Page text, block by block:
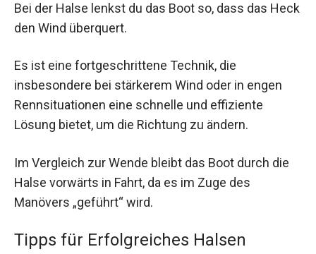
Bei der Halse lenkst du das Boot so, dass das Heck
den Wind überquert.
Es ist eine fortgeschrittene Technik, die
insbesondere bei stärkerem Wind oder in engen
Rennsituationen eine schnelle und effiziente
Lösung bietet, um die Richtung zu ändern.
Im Vergleich zur Wende bleibt das Boot durch die
Halse vorwärts in Fahrt, da es im Zuge des
Manövers „geführt“ wird.
Tipps für Erfolgreiches Halsen